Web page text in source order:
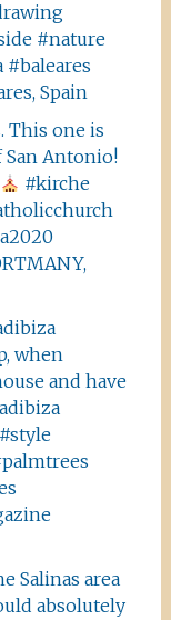
#nature
Spain
This one is
Antonio!
#kirche
when
and have
Salinas area
absolutely